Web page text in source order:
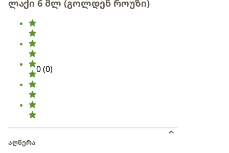
ლაქი 6 მლ (გოლდენ როუზი)
0(0)
აღწერა